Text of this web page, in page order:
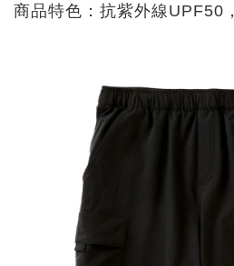
商品特色： 抗紫外線UPF50，